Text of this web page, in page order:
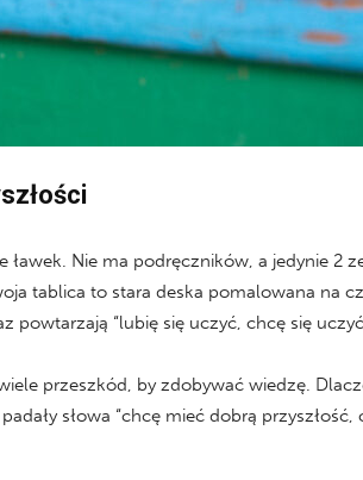
Nie ma podręczników, a jedynie 2
tablica to stara deska pomalowana na
powtarzają “lubię się uczyć, chcę się
przeszkód, by zdobywać wiedzę.
słowa “chcę mieć dobrą przyszłość,